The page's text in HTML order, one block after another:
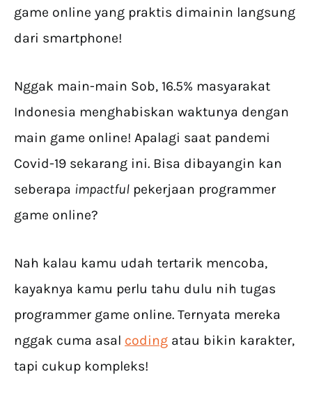
game online yang praktis dimainin langsung
dari smartphone!
Nggak main-main Sob, 16.5% masyarakat
Indonesia menghabiskan waktunya dengan
main game online! Apalagi saat pandemi
Covid-19 sekarang ini. Bisa dibayangin kan
seberapa impactful pekerjaan programmer
game online?
Nah kalau kamu udah tertarik mencoba,
kayaknya kamu perlu tahu dulu nih tugas
programmer game online. Ternyata mereka
nggak cuma asal coding atau bikin karakter,
tapi cukup kompleks!